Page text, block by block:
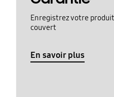
Enregistrez votre
couvert
En savoir plus